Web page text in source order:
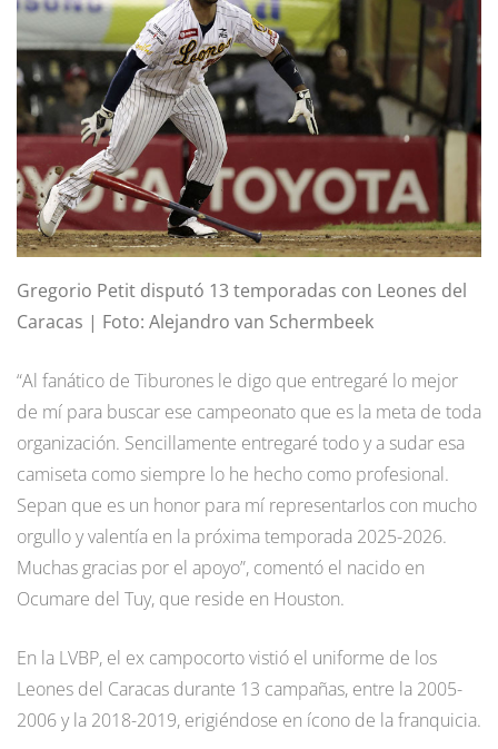
Gregorio Petit disputó 13 temporadas con Leones del
Caracas | Foto: Alejandro van Schermbeek
“Al fanático de Tiburones le digo que entregaré lo mejor
de mí para buscar ese campeonato que es la meta de toda
organización. Sencillamente entregaré todo y a sudar esa
camiseta como siempre lo he hecho como profesional.
Sepan que es un honor para mí representarlos con mucho
orgullo y valentía en la próxima temporada 2025-2026.
Muchas gracias por el apoyo”, comentó el nacido en
Ocumare del Tuy, que reside en Houston.
En la LVBP, el ex campocorto vistió el uniforme de los
Leones del Caracas durante 13 campañas, entre la 2005-
2006 y la 2018-2019, erigiéndose en ícono de la franquicia.